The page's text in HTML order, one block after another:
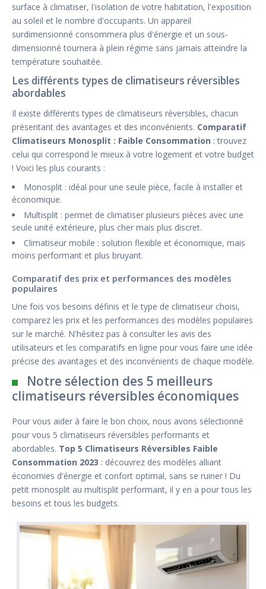
surface à climatiser, l'isolation de votre habitation, l'exposition
au soleil et le nombre d'occupants. Un appareil
surdimensionné consommera plus d'énergie et un sous-
dimensionné tournera à plein régime sans jamais atteindre la
température souhaitée.
Les différents types de climatiseurs réversibles
abordables
Il existe différents types de climatiseurs réversibles, chacun
présentant des avantages et des inconvénients. Comparatif
Climatiseurs Monosplit : Faible Consommation : trouvez
celui qui correspond le mieux à votre logement et votre budget
! Voici les plus courants :
Monosplit : idéal pour une seule pièce, facile à installer et
économique.
Multisplit : permet de climatiser plusieurs pièces avec une
seule unité extérieure, plus cher mais plus discret.
Climatiseur mobile : solution flexible et économique, mais
moins performant et plus bruyant.
Comparatif des prix et performances des modèles
populaires
Une fois vos besoins définis et le type de climatiseur choisi,
comparez les prix et les performances des modèles populaires
sur le marché. N'hésitez pas à consulter les avis des
utilisateurs et les comparatifs en ligne pour vous faire une idée
précise des avantages et des inconvénients de chaque modèle.
Notre sélection des 5 meilleurs
climatiseurs réversibles économiques
Pour vous aider à faire le bon choix, nous avons sélectionné
pour vous 5 climatiseurs réversibles performants et
abordables. Top 5 Climatiseurs Réversibles Faible
Consommation 2023 : découvrez des modèles alliant
économies d'énergie et confort optimal, sans se ruiner ! Du
petit monosplit au multisplit performant, il y en a pour tous les
besoins et tous les budgets.